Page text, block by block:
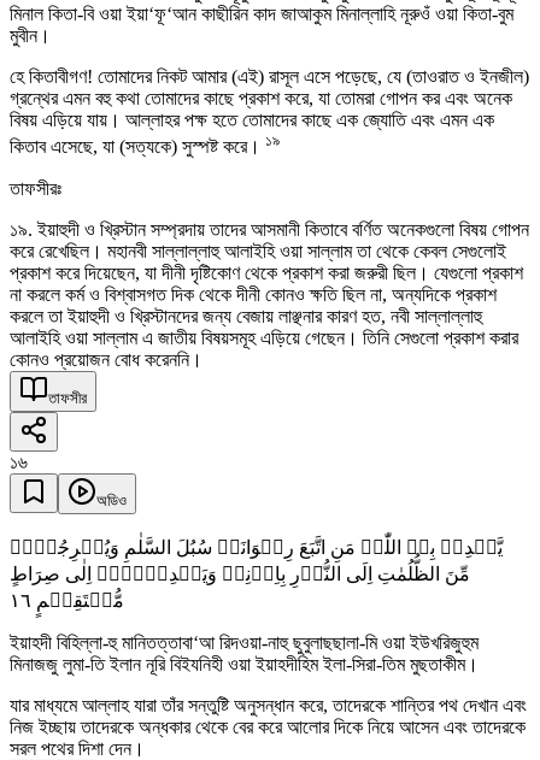
মিনাল কিতা-বি ওয়া ইয়া‘ফূ‘আন কাছীরিন কাদ জাআকুম মিনাল্লাহি নূরুওঁ ওয়া কিতা-বুম
মুবীন।
হে কিতাবীগণ! তোমাদের নিকট আমার (এই) রাসূল এসে পড়েছে, যে (তাওরাত ও ইনজীল)
গ্রন্থের এমন বহু কথা তোমাদের কাছে প্রকাশ করে, যা তোমরা গোপন কর এবং অনেক
বিষয় এড়িয়ে যায়। আল্লাহর পক্ষ হতে তোমাদের কাছে এক জ্যোতি এবং এমন এক
কিতাব এসেছে, যা (সত্যকে) সুস্পষ্ট করে। ১৯
তাফসীরঃ
১৯. ইয়াহুদী ও খ্রিস্টান সম্প্রদায় তাদের আসমানী কিতাবে বর্ণিত অনেকগুলো বিষয় গোপন
করে রেখেছিল। মহানবী সাল্লাল্লাহু আলাইহি ওয়া সাল্লাম তা থেকে কেবল সেগুলোই
প্রকাশ করে দিয়েছেন, যা দীনী দৃষ্টিকোণ থেকে প্রকাশ করা জরুরী ছিল। যেগুলো প্রকাশ
না করলে কর্ম ও বিশ্বাসগত দিক থেকে দীনী কোনও ক্ষতি ছিল না, অন্যদিকে প্রকাশ
করলে তা ইয়াহুদী ও খ্রিস্টানদের জন্য বেজায় লাঞ্ছনার কারণ হত, নবী সাল্লাল্লাহু
আলাইহি ওয়া সাল্লাম এ জাতীয় বিষয়সমূহ এড়িয়ে গেছেন। তিনি সেগুলো প্রকাশ করার
কোনও প্রয়োজন বোধ করেননি।
তাফসীর
১৬
অডিও
یَّہۡدِیۡ بِہِ اللّٰہُ مَنِ اتَّبَعَ رِضۡوَانَہٗ سُبُلَ السَّلٰمِ وَیُخۡرِجُہُمۡ
مِّنَ الظُّلُمٰتِ اِلَی النُّوۡرِ بِاِذۡنِہٖ وَیَہۡدِیۡہِمۡ اِلٰی صِرَاطٍ
مُّسۡتَقِیۡمٍ ١٦
ইয়াহদী বিহিল্লা-হু মানিতত্তাবা‘আ রিদওয়া-নাহু ছুবুলাছছালা-মি ওয়া ইউখরিজুহুম
মিনাজজু লুমা-তি ইলান নূরি বিইযনিহী ওয়া ইয়াহদীহিম ইলা-সিরা-তিম মুছতাকীম।
যার মাধ্যমে আল্লাহ যারা তাঁর সন্তুষ্টি অনুসন্ধান করে, তাদেরকে শান্তির পথ দেখান এবং
নিজ ইচ্ছায় তাদেরকে অন্ধকার থেকে বের করে আলোর দিকে নিয়ে আসেন এবং তাদেরকে
সরল পথের দিশা দেন।